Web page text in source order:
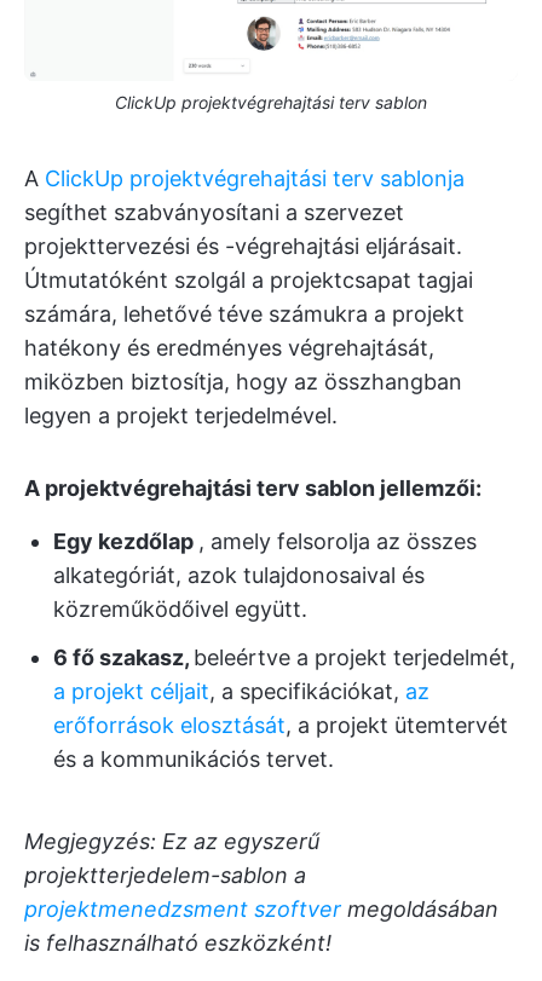
ClickUp projektvégrehajtási terv sablon
A ClickUp projektvégrehajtási terv sablonja
segíthet szabványosítani a szervezet
projekttervezési és -végrehajtási eljárásait.
Útmutatóként szolgál a projektcsapat tagjai
számára, lehetővé téve számukra a projekt
hatékony és eredményes végrehajtását,
miközben biztosítja, hogy az összhangban
legyen a projekt terjedelmével.
A projektvégrehajtási terv sablon jellemzői:
Egy kezdőlap , amely felsorolja az összes
alkategóriát, azok tulajdonosaival és
közreműködőivel együtt.
6 fő szakasz, beleértve a projekt terjedelmét,
a projekt céljait, a specifikációkat, az
erőforrások elosztását, a projekt ütemtervét
és a kommunikációs tervet.
Megjegyzés: Ez az egyszerű
projektterjedelem-sablon a
projektmenedzsment szoftver megoldásában
is felhasználható eszközként!